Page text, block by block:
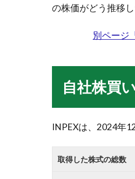
の株価がどう推移
別ページ
自社株買
INPEXは、2024年
取得した株式の総数